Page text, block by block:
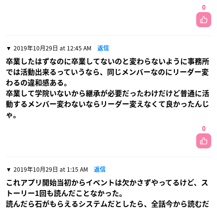
0
2019年10月29日 at 12:45 AM 返信
卒業したはずなのに卒業してないのと変わらないように事務所
では活動出来るっていうなら、同じメンバーなのにリーダー変
わるの違和感ある。
卒業して学院いないから継承が必要だったわけだけど普通に活
動するメンバー変わないならリーダー変えなくて良かったんじ
ゃ。
0
2019年10月29日 at 1:15 AM 返信
これアプリ開始当初からイベントは欠かさずやってるけど、ス
トーリー1回も読んだことなかった。
読んだら石がもらえるシステムだとしたら、全話今から読むだ